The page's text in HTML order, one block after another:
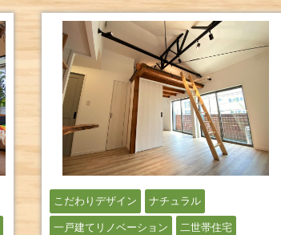
こだわりデザイン ナチュラル
一戸建てリノベーション 二世帯住宅